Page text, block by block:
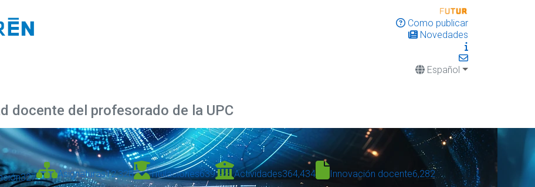
Como publicar
Novedades
Español
docente del profesorado de la UPC
327 Asignaturas12,328 Titulaciones639 Actividades364,434 Innovación docente6,282